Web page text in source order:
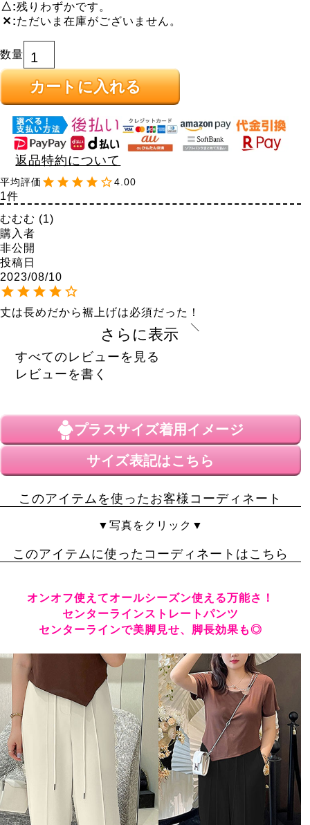
△ 残りわずかです。
✕ ただいま在庫がございません。
カートに入れる
返品特約について
4.00
1
むむむ
1
購入者
非公開
投稿日
2023/08/10
丈は長めだから裾上げは必須だった！
けど、シルエットとても可愛いし高見えする！
でも夏は生地がしっかりしてて暑い！
さらに表示
すべてのレビューを見る
レビューを書く
プラスサイズ着用イメージ
サイズ表記はこちら
このアイテムを使ったお客様コーディネート
▼写真をクリック▼
このアイテムに使ったコーディネートはこちら
オンオフ使えてオールシーズン使える万能さ！
センターラインストレートパンツ
センターラインで美脚見せ、脚長効果も◎